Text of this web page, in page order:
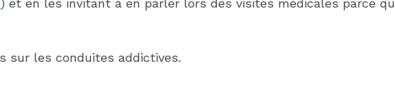
) et en les invitant à en parler lors des visites médicales parce
sur les conduites addictives.